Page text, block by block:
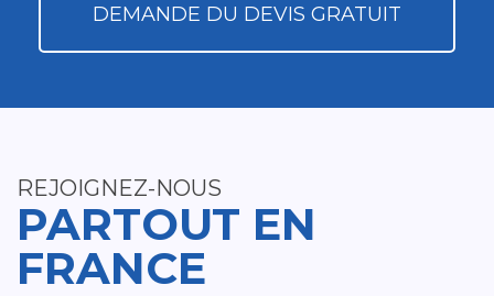
DEMANDE DU DEVIS GRATUIT
REJOIGNEZ-NOUS
PARTOUT EN
FRANCE